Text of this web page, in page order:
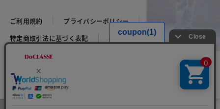
遮熱ドライストレッチ3Dゴ
CM放映特別価格￥9,000(税
ご利用規約
プライバシーポリシー
特定商取引法に基づく表記
推奨環境 企業情報
COPYRIGHT © DoCLASSE ALL RIGHTS RESERVED.